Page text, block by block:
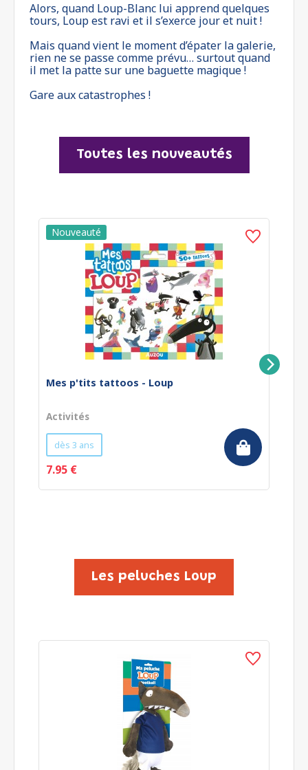
Alors, quand Loup-Blanc lui apprend quelques
tours, Loup est ravi et il s’exerce jour et nuit !
Mais quand vient le moment d’épater la galerie,
rien ne se passe comme prévu… surtout quand
il met la patte sur une baguette magique !
Gare aux catastrophes !
Toutes les nouveautés
Mes p'tits tattoos - Loup
Activités
dès 3 ans
7.95 €
Les peluches Loup